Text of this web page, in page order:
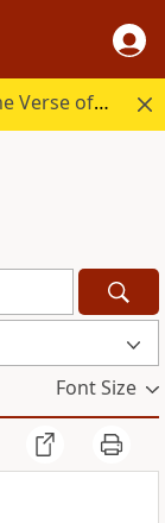
Start your day in God's Word with the Verse of the Day.
Font Size